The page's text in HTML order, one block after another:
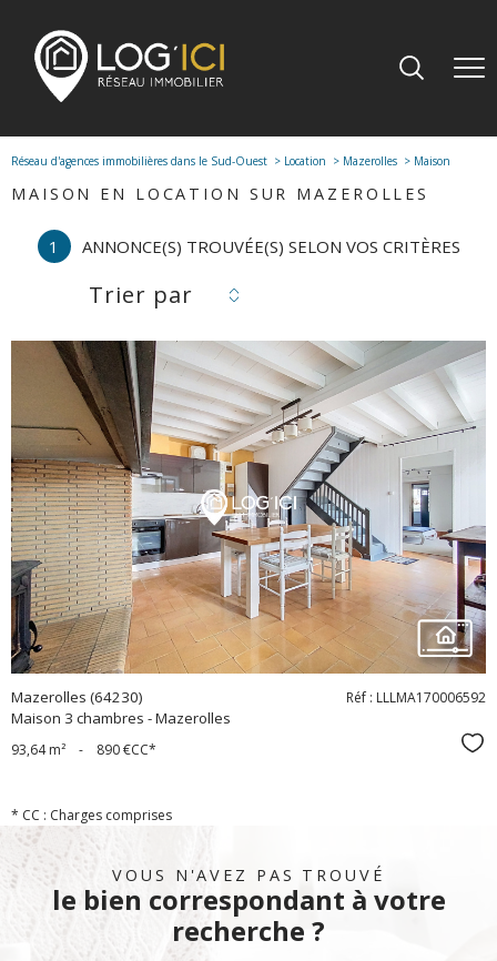
Réseau d'agences immobilières dans le Sud-Ouest Location Mazerolles Maison
MAISON EN LOCATION SUR MAZEROLLES
1 ANNONCE(S) TROUVÉE(S) SELON VOS CRITÈRES
Trier par
voir le
bien
Mazerolles (64230)
Maison 3 chambres - Mazerolles
Réf : LLLMA170006592
93,64 m² - 890 €CC*
* CC : Charges comprises
VOUS N'AVEZ PAS TROUVÉ
le bien correspondant à votre
recherche ?